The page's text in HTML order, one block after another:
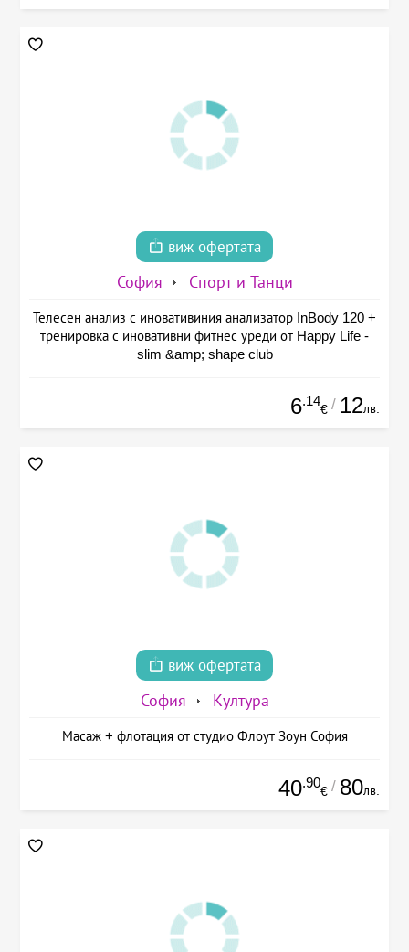
виж офертата
София Спорт и Танци
Телесен анализ с иновативиния анализатор InBody 120 +
тренировка с иновативни фитнес уреди от Happy Life -
slim &amp; shape club
6.14
€ / 12лв.
виж офертата
София Култура
Масаж + флотация от студио Флоут Зоун София
40.90
€ / 80лв.